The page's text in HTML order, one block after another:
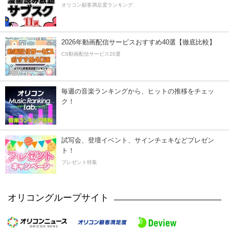
オリコン顧客満足度ランキング
2026年動画配信サービスおすすめ40選【徹底比較】
CS動画配信サービス20選
毎週の音楽ランキングから、ヒットの推移をチェッ
ク！
試写会、登壇イベント、サインチェキなどプレゼン
ト！
プレゼント特集
オリコングループサイト